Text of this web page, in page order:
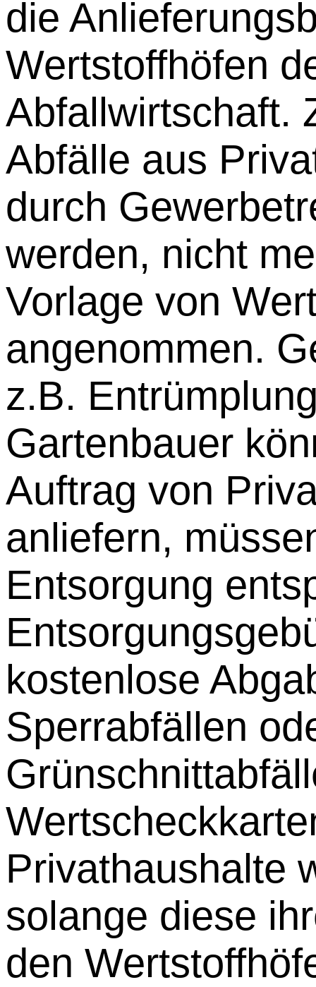
die
Wertstoffhöfen
Abfallwirtschaft.
Abfälle aus
durch
werden, nicht
Vorlage von
angenommen.
z.B.
Gartenbauer
Auftrag von
anliefern,
Entsorgung
kostenlose
Sperrabfällen
Privathaushalte
solange diese
den